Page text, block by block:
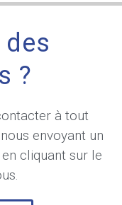
?
à tout
envoyant un
cliquant sur le